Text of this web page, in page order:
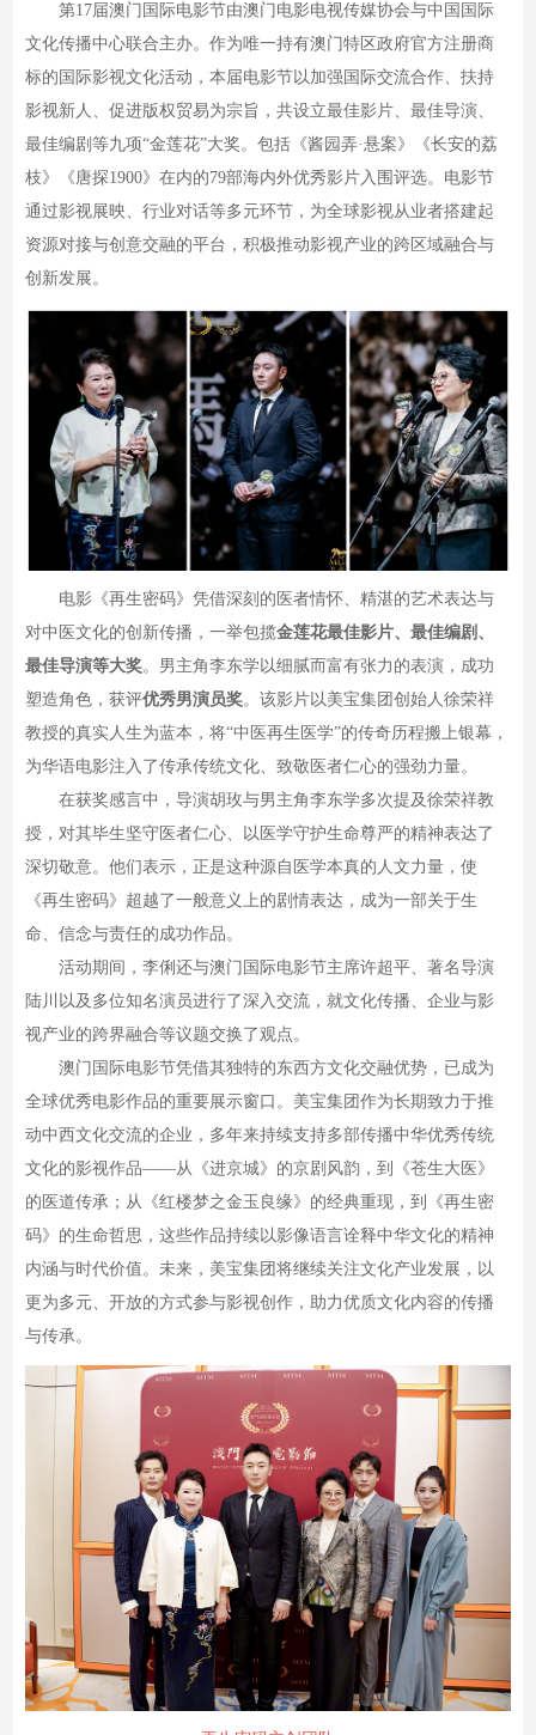
第17届澳门国际电影节由澳门电影电视传媒协会与中国国际
文化传播中心联合主办。作为唯一持有澳门特区政府官方注册商
标的国际影视文化活动，本届电影节以加强国际交流合作、扶持
影视新人、促进版权贸易为宗旨，共设立最佳影片、最佳导演、
最佳编剧等九项“金莲花”大奖。包括《酱园弄·悬案》《长安的荔
枝》《唐探1900》在内的79部海内外优秀影片入围评选。电影节
通过影视展映、行业对话等多元环节，为全球影视从业者搭建起
资源对接与创意交融的平台，积极推动影视产业的跨区域融合与
创新发展。
电影《再生密码》凭借深刻的医者情怀、精湛的艺术表达与
对中医文化的创新传播，一举包揽金莲花最佳影片、最佳编剧、
最佳导演等大奖。男主角李东学以细腻而富有张力的表演，成功
塑造角色，获评优秀男演员奖。该影片以美宝集团创始人徐荣祥
教授的真实人生为蓝本，将“中医再生医学”的传奇历程搬上银幕，
为华语电影注入了传承传统文化、致敬医者仁心的强劲力量。
在获奖感言中，导演胡玫与男主角李东学多次提及徐荣祥教
授，对其毕生坚守医者仁心、以医学守护生命尊严的精神表达了
深切敬意。他们表示，正是这种源自医学本真的人文力量，使
《再生密码》超越了一般意义上的剧情表达，成为一部关于生
命、信念与责任的成功作品。
活动期间，李俐还与澳门国际电影节主席许超平、著名导演
陆川以及多位知名演员进行了深入交流，就文化传播、企业与影
视产业的跨界融合等议题交换了观点。
澳门国际电影节凭借其独特的东西方文化交融优势，已成为
全球优秀电影作品的重要展示窗口。美宝集团作为长期致力于推
动中西文化交流的企业，多年来持续支持多部传播中华优秀传统
文化的影视作品——从《进京城》的京剧风韵，到《苍生大医》
的医道传承；从《红楼梦之金玉良缘》的经典重现，到《再生密
码》的生命哲思，这些作品持续以影像语言诠释中华文化的精神
内涵与时代价值。未来，美宝集团将继续关注文化产业发展，以
更为多元、开放的方式参与影视创作，助力优质文化内容的传播
与传承。